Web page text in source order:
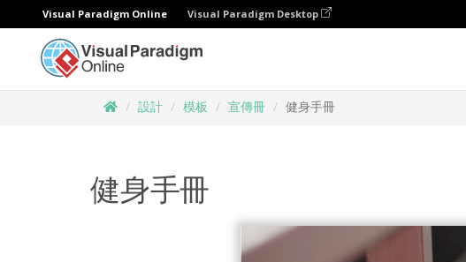
Visual Paradigm Online Visual Paradigm Desktop
設計 模板 宣傳冊 健身手冊
健身手冊